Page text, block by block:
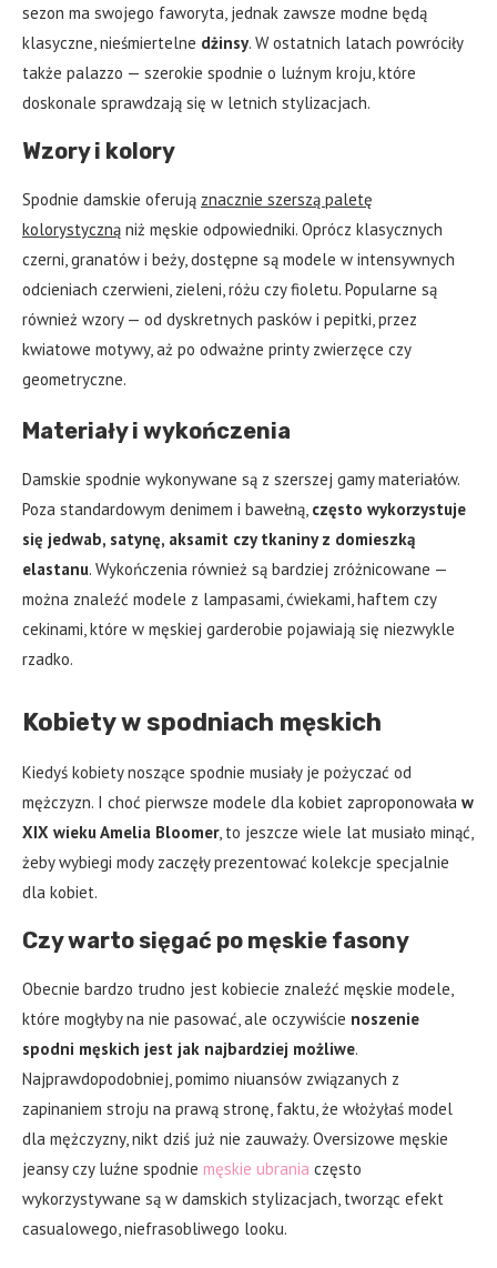
sezon ma swojego faworyta, jednak zawsze modne będą
klasyczne, nieśmiertelne dżinsy. W ostatnich latach powróciły
także palazzo — szerokie spodnie o luźnym kroju, które
doskonale sprawdzają się w letnich stylizacjach.
Wzory i kolory
Spodnie damskie oferują znacznie szerszą paletę
kolorystyczną niż męskie odpowiedniki. Oprócz klasycznych
czerni, granatów i beży, dostępne są modele w intensywnych
odcieniach czerwieni, zieleni, różu czy fioletu. Popularne są
również wzory — od dyskretnych pasków i pepitki, przez
kwiatowe motywy, aż po odważne printy zwierzęce czy
geometryczne.
Materiały i wykończenia
Damskie spodnie wykonywane są z szerszej gamy materiałów.
Poza standardowym denimem i bawełną, często wykorzystuje
się jedwab, satynę, aksamit czy tkaniny z domieszką
elastanu. Wykończenia również są bardziej zróżnicowane —
można znaleźć modele z lampasami, ćwiekami, haftem czy
cekinami, które w męskiej garderobie pojawiają się niezwykle
rzadko.
Kobiety w spodniach męskich
Kiedyś kobiety noszące spodnie musiały je pożyczać od
mężczyzn. I choć pierwsze modele dla kobiet zaproponowała w
XIX wieku Amelia Bloomer, to jeszcze wiele lat musiało minąć,
żeby wybiegi mody zaczęły prezentować kolekcje specjalnie
dla kobiet.
Czy warto sięgać po męskie fasony
Obecnie bardzo trudno jest kobiecie znaleźć męskie modele,
które mogłyby na nie pasować, ale oczywiście noszenie
spodni męskich jest jak najbardziej możliwe.
Najprawdopodobniej, pomimo niuansów związanych z
zapinaniem stroju na prawą stronę, faktu, że włożyłaś model
dla mężczyzny, nikt dziś już nie zauważy. Oversizowe męskie
jeansy czy luźne spodnie męskie ubrania często
wykorzystywane są w damskich stylizacjach, tworząc efekt
casualowego, niefrasobliwego looku.